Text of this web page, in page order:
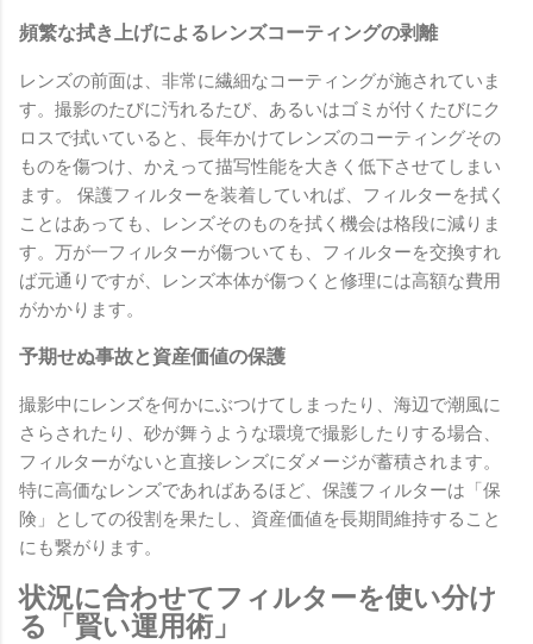
頻繁な拭き上げによるレンズコーティングの剥離
レンズの前面は、非常に繊細なコーティングが施されていま
す。撮影のたびに汚れるたび、あるいはゴミが付くたびにク
ロスで拭いていると、長年かけてレンズのコーティングその
ものを傷つけ、かえって描写性能を大きく低下させてしまい
ます。 保護フィルターを装着していれば、フィルターを拭く
ことはあっても、レンズそのものを拭く機会は格段に減りま
す。万が一フィルターが傷ついても、フィルターを交換すれ
ば元通りですが、レンズ本体が傷つくと修理には高額な費用
がかかります。
予期せぬ事故と資産価値の保護
撮影中にレンズを何かにぶつけてしまったり、海辺で潮風に
さらされたり、砂が舞うような環境で撮影したりする場合、
フィルターがないと直接レンズにダメージが蓄積されます。
特に高価なレンズであればあるほど、保護フィルターは「保
険」としての役割を果たし、資産価値を長期間維持すること
にも繋がります。
状況に合わせてフィルターを使い分け
る「賢い運用術」